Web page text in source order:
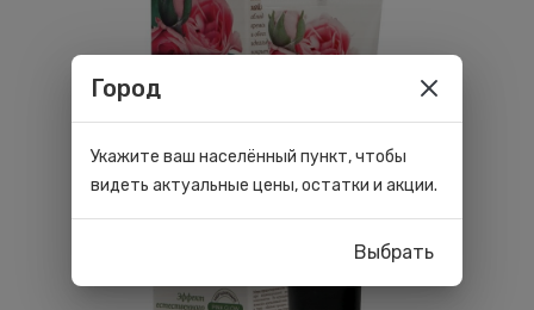
Город
Укажите ваш населённый пункт, чтобы
видеть актуальные цены, остатки и акции.
Выбрать